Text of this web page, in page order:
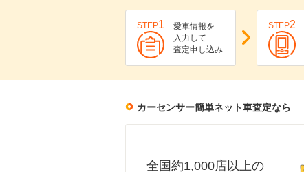
STEP1
愛車情報を
入力して
査定申し込み
STEP2
カーセンサー簡単ネット車査定なら
全国約1,000店以上の